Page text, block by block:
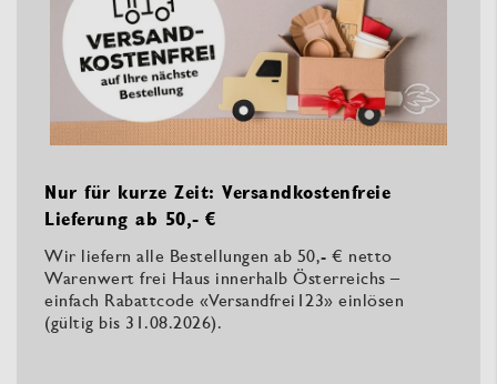
Nur für kurze Zeit: Versandkostenfreie
Lieferung ab 50,- €
Wir liefern alle Bestellungen ab 50,- € netto
Warenwert frei Haus innerhalb Österreichs –
einfach Rabattcode «Versandfrei123» einlösen
(gültig bis 31.08.2026).